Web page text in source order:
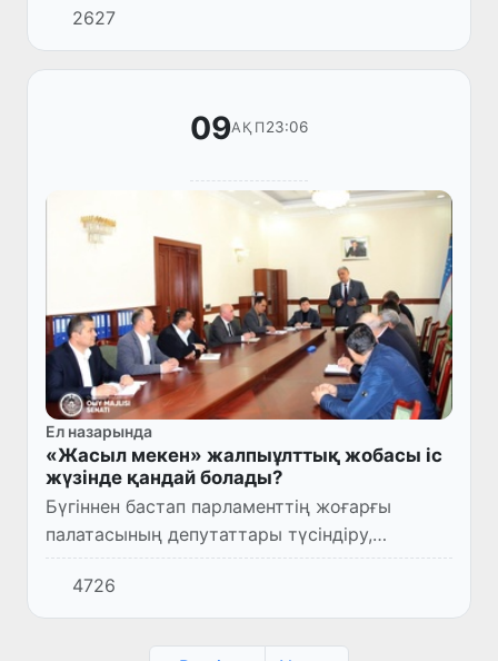
бастаған парламенттік делегацияның
Қазақстан Республикасына ресми сапары...
2627
09АҚП 23:06
Ел назарында
«Жасыл мекен» жалпыұлттық жобасы іс
жүзінде қандай болады?
Бүгіннен бастап парламенттің жоғарғы
палатасының депутаттары түсіндіру,
зерделеу жұмыстарын жүргізу үшін
өңірлерде іссапармен жүр.
4726